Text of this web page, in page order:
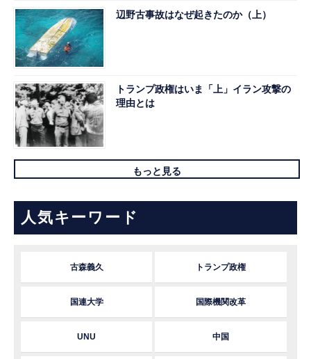
辺野古事故はなぜ起きたのか（上）
トランプ政権はいま「上」イラン攻撃の
理由とは
もっと見る
人気キーワード
古森義久 トランプ政権
国連大学 国際機関改革
UNU 中国